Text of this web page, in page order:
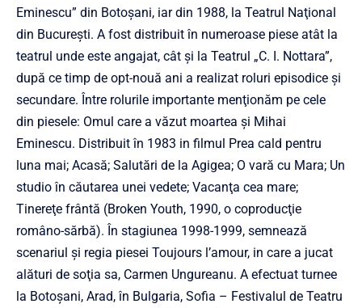
Eminescu” din Botoşani, iar din 1988, la Teatrul Naţional
din Bucureşti. A fost distribuit în numeroase piese atât la
teatrul unde este angajat, cât şi la Teatrul „C. I. Nottara”,
după ce timp de opt-nouă ani a realizat roluri episodice şi
secundare. Între rolurile importante menţionăm pe cele
din piesele: Omul care a văzut moartea şi Mihai
Eminescu. Distribuit în 1983 in filmul Prea cald pentru
luna mai; Acasă; Salutări de la Agigea; O vară cu Mara; Un
studio în căutarea unei vedete; Vacanţa cea mare;
Tinereţe frântă (Broken Youth, 1990, o coproducţie
româno-sărbă). În stagiunea 1998-1999, semnează
scenariul şi regia piesei Toujours l’amour, in care a jucat
alături de soţia sa, Carmen Ungureanu. A efectuat turnee
la Botoşani, Arad, în Bulgaria, Sofia – Festivalul de Teatru